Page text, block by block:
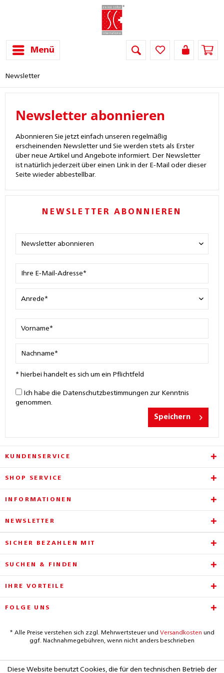
Menü
Newsletter
Newsletter abonnieren
Abonnieren Sie jetzt einfach unseren regelmäßig
erscheinenden Newsletter und Sie werden stets als Erster
über neue Artikel und Angebote informiert. Der Newsletter
ist natürlich jederzeit über einen Link in der E-Mail oder dieser
Seite wieder abbestellbar.
NEWSLETTER ABONNIEREN
* hierbei handelt es sich um ein Pflichtfeld
Ich habe die Datenschutzbestimmungen zur Kenntnis
genommen.
Speichern
KUNDENSERVICE
SHOP SERVICE
INFORMATIONEN
NEWSLETTER
SICHER BEZAHLEN MIT
SUCHEN & FINDEN
IHRE VORTEILE
FOLGE UNS
* Alle Preise verstehen sich zzgl. Mehrwertsteuer und Versandkosten und
ggf. Nachnahmegebühren, wenn nicht anders beschrieben
Diese Website benutzt Cookies, die für den technischen Betrieb der